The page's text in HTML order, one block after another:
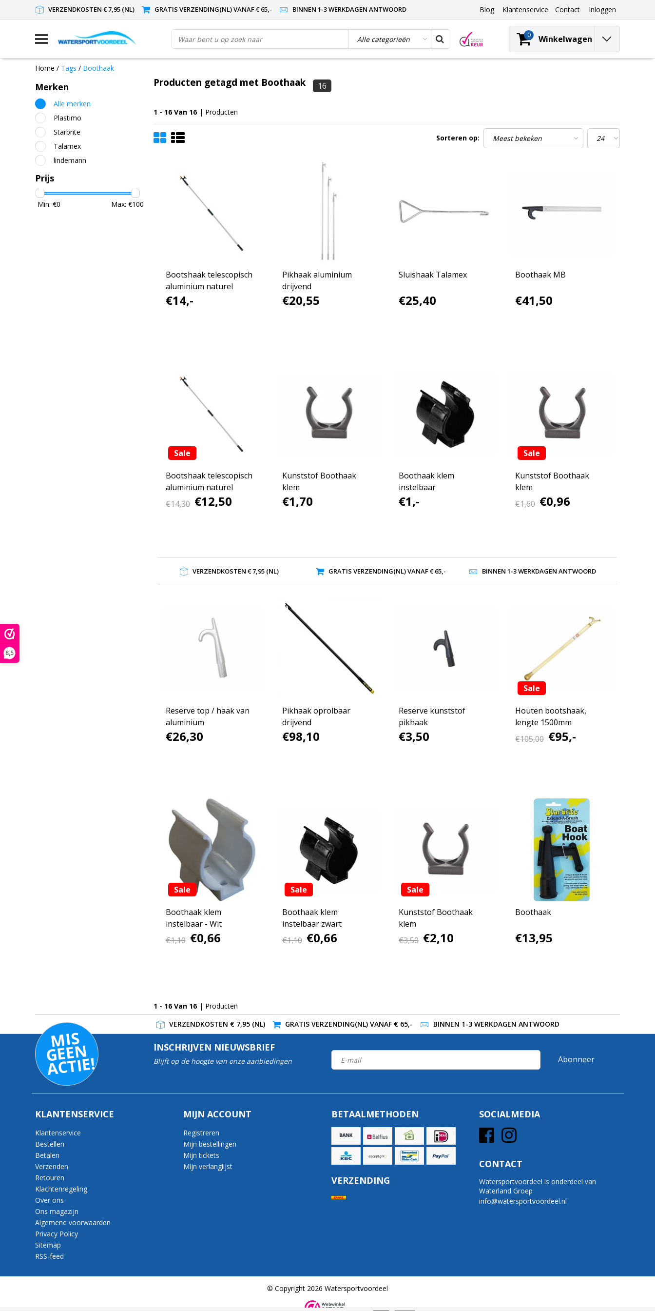
8,5
VERZENDKOSTEN € 7,95 (NL) GRATIS VERZENDING(NL) VANAF € 65,- BINNEN 1-3 WERKDAGEN ANTWOORD Blog Klantenservice Contact Inloggen
0 Winkelwagen
Home / Tags / Boothaak
Merken
Alle merken
Plastimo
Starbrite
Talamex
lindemann
Prijs
Min: €0 Max: €100
Producten getagd met Boothaak 16
1 - 16 Van 16 | Producten
Sorteren op:
Bootshaak telescopisch
aluminium naturel
€14,-
Pikhaak aluminium
drijvend
€20,55
Sluishaak Talamex
€25,40
Boothaak MB
€41,50
Sale
Bootshaak telescopisch
aluminium naturel
€14,30 €12,50
Kunststof Boothaak
klem
€1,70
Boothaak klem
instelbaar
€1,-
Sale
Kunststof Boothaak
klem
€1,60 €0,96
VERZENDKOSTEN € 7,95 (NL) GRATIS VERZENDING(NL) VANAF € 65,- BINNEN 1-3 WERKDAGEN ANTWOORD
Reserve top / haak van
aluminium
€26,30
Pikhaak oprolbaar
drijvend
€98,10
Reserve kunststof
pikhaak
€3,50
Sale
Houten bootshaak,
lengte 1500mm
€105,00 €95,-
Sale
Boothaak klem
instelbaar - Wit
€1,10 €0,66
Sale
Boothaak klem
instelbaar zwart
€1,10 €0,66
Sale
Kunststof Boothaak
klem
€3,50 €2,10
Boothaak
€13,95
1 - 16 Van 16 | Producten
VERZENDKOSTEN € 7,95 (NL)
GRATIS VERZENDING(NL) VANAF € 65,- BINNEN 1-3 WERKDAGEN ANTWOORD
MI
S
G
E
E
N
A
C
TI
E!
INSCHRIJVEN NIEUWSBRIEF
Blijft op de hoogte van onze aanbiedingen Abonneer
KLANTENSERVICE
Klantenservice
Bestellen
Betalen
Verzenden
Retouren
Klachtenregeling
Over ons
Ons magazijn
Algemene voorwaarden
Privacy Policy
Sitemap
RSS-feed
MIJN ACCOUNT
Registreren
Mijn bestellingen
Mijn tickets
Mijn verlanglijst
BETAALMETHODEN
VERZENDING
SOCIALMEDIA
CONTACT
Watersportvoordeel is onderdeel van
Waterland Groep
info@watersportvoordeel.nl
© Copyright 2026 Watersportvoordeel